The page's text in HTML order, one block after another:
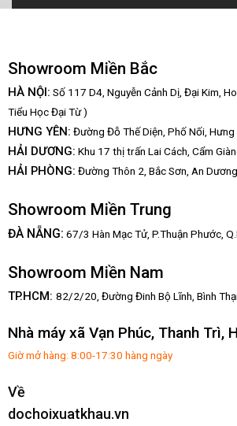
Showroom Miền Bắc
HÀ NỘI: Số 117 D4, Nguyễn Cảnh Dị, Đại Kim,
Tiểu Học Đại Từ )
HƯNG YÊN: Đường Đỗ Thế Diện, Phố Nối, Hưng
HẢI DƯƠNG: Khu 17 thị trấn Lai Cách, Cẩm
HẢI PHÒNG: Đường Thôn 2, Bắc Sơn, An
Showroom Miền Trung
ĐÀ NẴNG: 67/3 Hàn Mạc Tử, P.Thuận Phước,
Showroom Miền Nam
TP.HCM: 82/2/20, Đường Đinh Bộ Lĩnh, Bình
Nhà máy xã Vạn Phúc, Thanh Trì,
Giờ mở hàng: 8:00-17:30 hàng ngày
Về
dochoixuatkhau.vn